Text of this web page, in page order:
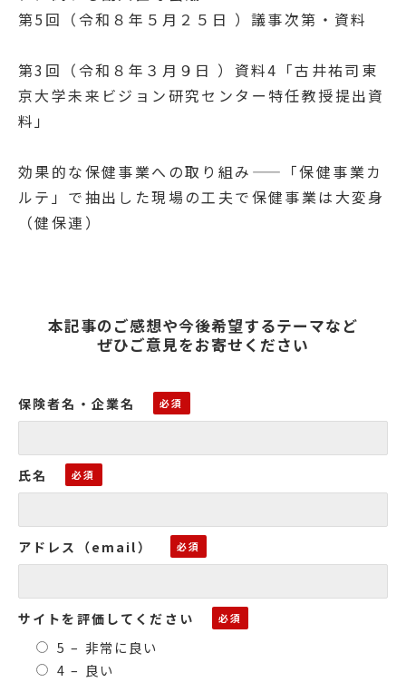
第5回（令和８年５月２５日 ）議事次第・資料
第3回（令和８年３月９日 ）資料4 「古井祐司東
京大学未来ビジョン研究センター特任教授提出資
料」
効果的な保健事業への取り組み——「保健事業カ
ルテ」で抽出した現場の工夫で保健事業は大変身
（健保連）
本記事のご感想や今後希望するテーマなど
ぜひご意見をお寄せください
保険者名・企業名
氏名
アドレス（email）
サイトを評価してください
5 – 非常に良い
4 – 良い